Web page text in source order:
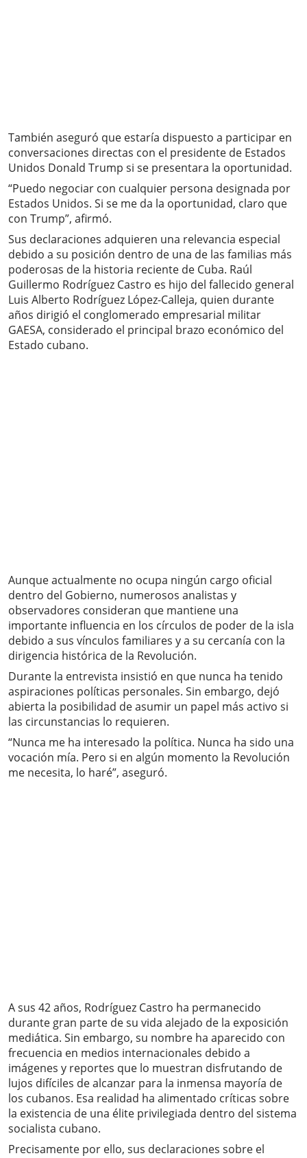
También aseguró que estaría dispuesto a participar en
conversaciones directas con el presidente de Estados
Unidos Donald Trump si se presentara la oportunidad.
“Puedo negociar con cualquier persona designada por
Estados Unidos. Si se me da la oportunidad, claro que
con Trump”, afirmó.
Sus declaraciones adquieren una relevancia especial
debido a su posición dentro de una de las familias más
poderosas de la historia reciente de Cuba. Raúl
Guillermo Rodríguez Castro es hijo del fallecido general
Luis Alberto Rodríguez López-Calleja, quien durante
años dirigió el conglomerado empresarial militar
GAESA, considerado el principal brazo económico del
Estado cubano.
Aunque actualmente no ocupa ningún cargo oficial
dentro del Gobierno, numerosos analistas y
observadores consideran que mantiene una
importante influencia en los círculos de poder de la isla
debido a sus vínculos familiares y a su cercanía con la
dirigencia histórica de la Revolución.
Durante la entrevista insistió en que nunca ha tenido
aspiraciones políticas personales. Sin embargo, dejó
abierta la posibilidad de asumir un papel más activo si
las circunstancias lo requieren.
“Nunca me ha interesado la política. Nunca ha sido una
vocación mía. Pero si en algún momento la Revolución
me necesita, lo haré”, aseguró.
A sus 42 años, Rodríguez Castro ha permanecido
durante gran parte de su vida alejado de la exposición
mediática. Sin embargo, su nombre ha aparecido con
frecuencia en medios internacionales debido a
imágenes y reportes que lo muestran disfrutando de
lujos difíciles de alcanzar para la inmensa mayoría de
los cubanos. Esa realidad ha alimentado críticas sobre
la existencia de una élite privilegiada dentro del sistema
socialista cubano.
Precisamente por ello, sus declaraciones sobre el